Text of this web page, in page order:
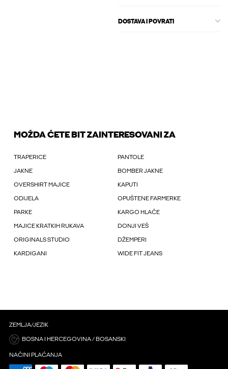
DOSTAVA I POVRATI
MOŽDA ĆETE BIT ZAINTERESOVANI ZA
TRAPERICE PANTOLE
JAKNE BOMBER JAKNE
OVERSHIRT MAJICE KAPUTI
ODIJELA OPUŠTENE FARMERKE
PARKE KARGO HLAČE
MAJICE KRATKIH RUKAVA DONJI VEŠ
ORIGINALS STUDIO DŽEMPERI
KARDIGANI WIDE FIT JEANS
ZEMLJA/JEZIK
BOSNA I HERCEGOVINA / BOSANSKI
NAČINI PLAĆANJA